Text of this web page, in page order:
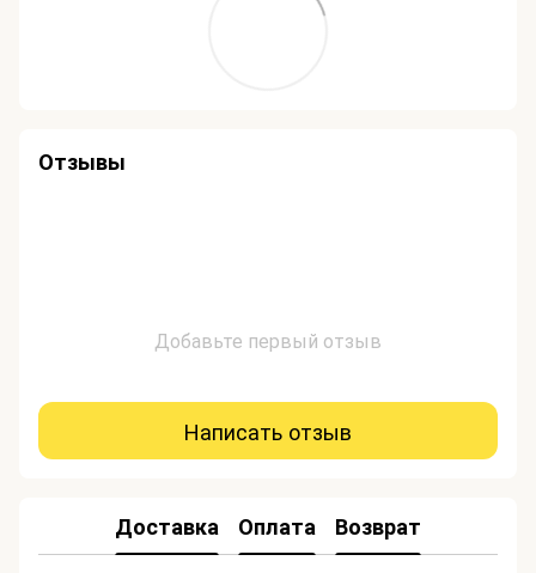
Отзывы
Добавьте первый отзыв
Написать отзыв
Доставка Оплата Возврат